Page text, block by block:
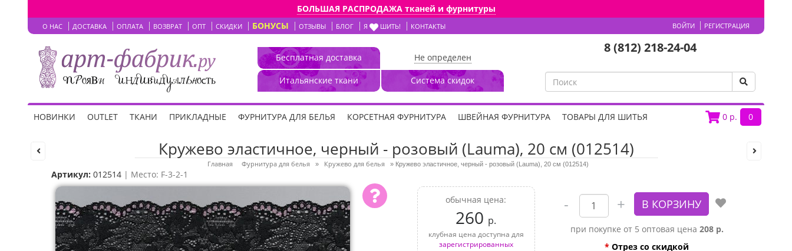
БОЛЬШАЯ РАСПРОДАЖА тканей и фурнитуры
О НАС ДОСТАВКА ОПЛАТА ВОЗВРАТ ОПТ СКИДКИ БОНУСЫ ОТЗЫВЫ БЛОГ Я ШИТЬ! КОНТАКТЫ ВОЙТИ РЕГИСТРАЦИЯ
Бесплатная доставка
Итальянские ткани
Не определен
Система скидок
8 (812) 218-24-04
0 р. 0
НОВИНКИ OUTLET ТКАНИ ПРИКЛАДНЫЕ ФУРНИТУРА ДЛЯ БЕЛЬЯ КОРСЕТНАЯ ФУРНИТУРА ШВЕЙНАЯ ФУРНИТУРА ТОВАРЫ ДЛЯ ШИТЬЯ
Кружево эластичное, черный - розовый (Lauma), 20 см (012514)
Главная Фурнитура для белья » Кружево для белья » Кружево эластичное, черный - розовый (Lauma), 20 см (012514)
Артикул: 012514 | Место: F-3-2-1
обычная цена:
260 р.
клубная цена доступна для
зарегистрированных
при покупке от 5 оптовая цена 208 р.
* Отрез со скидкой